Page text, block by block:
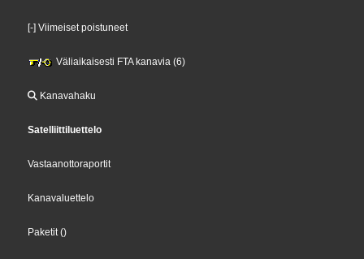
[-] Viimeiset poistuneet
Väliaikaisesti FTA kanavia (6)
Kanavahaku
Satelliittiluettelo
Vastaanottoraportit
Kanavaluettelo
Paketit ()